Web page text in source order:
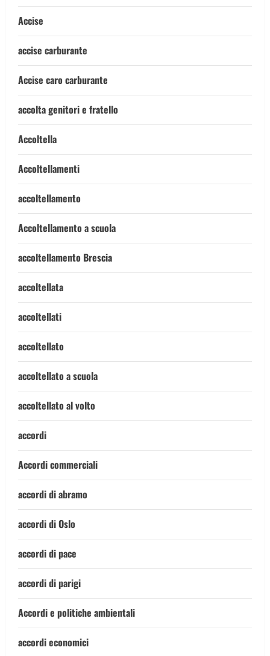
Accise
accise carburante
Accise caro carburante
accolta genitori e fratello
Accoltella
Accoltellamenti
accoltellamento
Accoltellamento a scuola
accoltellamento Brescia
accoltellata
accoltellati
accoltellato
accoltellato a scuola
accoltellato al volto
accordi
Accordi commerciali
accordi di abramo
accordi di Oslo
accordi di pace
accordi di parigi
Accordi e politiche ambientali
accordi economici